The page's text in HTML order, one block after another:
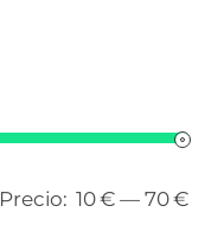
Precio: 10 € — 70 €